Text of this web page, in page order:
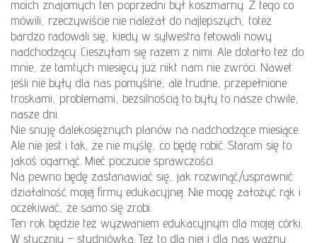
moich znajomych ten poprzedni był koszmarny. Z tego co
mówili, rzeczywiście nie należał do najlepszych, toteż
bardzo radowali się, kiedy w sylwestra fetowali nowy
nadchodzący. Cieszyłam się razem z nimi. Ale dotarło też do
mnie, że tamtych miesięcy już nikt nam nie zwróci. Nawet
jeśli nie były dla nas pomyślne, ale trudne, przepełnione
troskami, problemami, bezsilnością to były to nasze chwile,
nasze dni.
Nie snuję dalekosiężnych planów na nadchodzące miesiące.
Ale nie jest i tak, że nie myślę, co będę robić. Staram się to
jakoś ogarnąć. Mieć poczucie sprawczości.
Na pewno będę zastanawiać się, jak rozwinąć/usprawnić
działalność mojej firmy edukacyjnej. Nie mogę założyć rąk i
oczekiwać, że samo się zrobi.
Ten rok będzie też wyzwaniem edukacyjnym dla mojej córki.
W styczniu – studniówka. Też to dla niej i dla nas ważny